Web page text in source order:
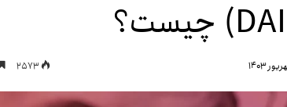
حساب‌های بانکی